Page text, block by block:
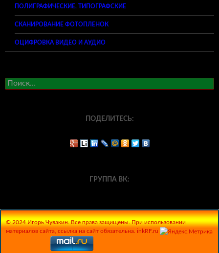
ПОЛИГРАФИЧЕСКИЕ, ТИПОГРАФСКИЕ
СКАНИРОВАНИЕ ФОТОПЛЕНОК
ОЦИФРОВКА ВИДЕО И АУДИО
Найти:
ПОДЕЛИТЕСЬ:
ГРУППА ВК:
© 2024 Игорь Чувакин. Все права защищены. При использовании
материалов сайта, ссылка на сайт обязательна. inkRF.ru